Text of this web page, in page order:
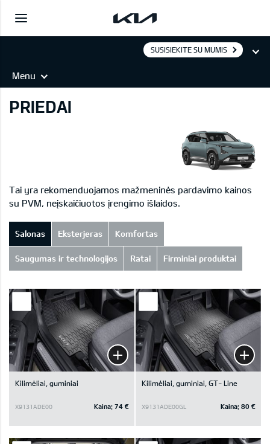
SUSISIEKITE SU MUMIS
Menu
PRIEDAI
Tai yra rekomenduojamos mažmeninės pardavimo kainos
su PVM, neįskaičiuotos įrengimo išlaidos.
Salonas Eksterjeras Komfortas
Saugumas ir technologijos Ratai Firminiai produktai
Kilimėliai, guminiai
X9131ADE00 Kaina: 74 €
Kilimėliai, guminiai, GT- Line
X9131ADE00GL Kaina: 80 €